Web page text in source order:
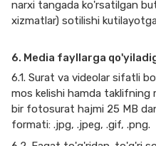
narxi tangada ko'rsatilgan
xizmatlar) sotilishi
6. Media fayllarga
6.1. Surat va videolar sifatli
mos kelishi hamda taklifning
bir fotosurat hajmi 25 MB
formati: .jpg, .jpeg, .gif, .png.